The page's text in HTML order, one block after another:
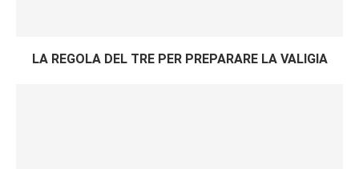
LA REGOLA DEL TRE PER PREPARARE LA VALIGIA